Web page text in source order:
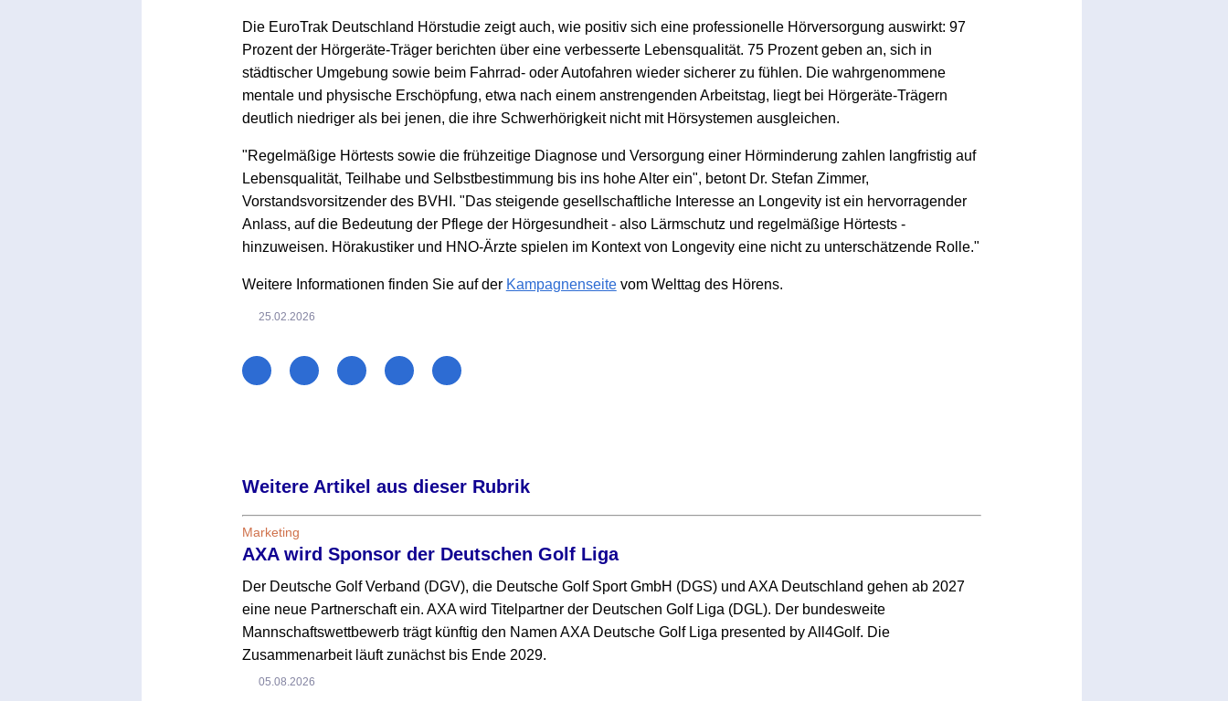
Die EuroTrak Deutschland Hörstudie zeigt auch, wie positiv sich eine professionelle Hörversorgung auswirkt: 97
Prozent der Hörgeräte-Träger berichten über eine verbesserte Lebensqualität. 75 Prozent geben an, sich in
städtischer Umgebung sowie beim Fahrrad- oder Autofahren wieder sicherer zu fühlen. Die wahrgenommene
mentale und physische Erschöpfung, etwa nach einem anstrengenden Arbeitstag, liegt bei Hörgeräte-Trägern
deutlich niedriger als bei jenen, die ihre Schwerhörigkeit nicht mit Hörsystemen ausgleichen.
"Regelmäßige Hörtests sowie die frühzeitige Diagnose und Versorgung einer Hörminderung zahlen langfristig auf
Lebensqualität, Teilhabe und Selbstbestimmung bis ins hohe Alter ein", betont Dr. Stefan Zimmer,
Vorstandsvorsitzender des BVHI. "Das steigende gesellschaftliche Interesse an Longevity ist ein hervorragender
Anlass, auf die Bedeutung der Pflege der Hörgesundheit - also Lärmschutz und regelmäßige Hörtests -
hinzuweisen. Hörakustiker und HNO-Ärzte spielen im Kontext von Longevity eine nicht zu unterschätzende Rolle."
Weitere Informationen finden Sie auf der Kampagnenseitevom Welttag des Hörens.
25.02.2026
Weitere Artikel aus dieser Rubrik
Marketing
AXA wird Sponsor der Deutschen Golf Liga
Der Deutsche Golf Verband (DGV), die Deutsche Golf Sport GmbH (DGS) und AXA Deutschland gehen ab 2027
eine neue Partnerschaft ein. AXA wird Titelpartner der Deutschen Golf Liga (DGL). Der bundesweite
Mannschaftswettbewerb trägt künftig den Namen AXA Deutsche Golf Liga presented by All4Golf. Die
Zusammenarbeit läuft zunächst bis Ende 2029.
05.08.2026